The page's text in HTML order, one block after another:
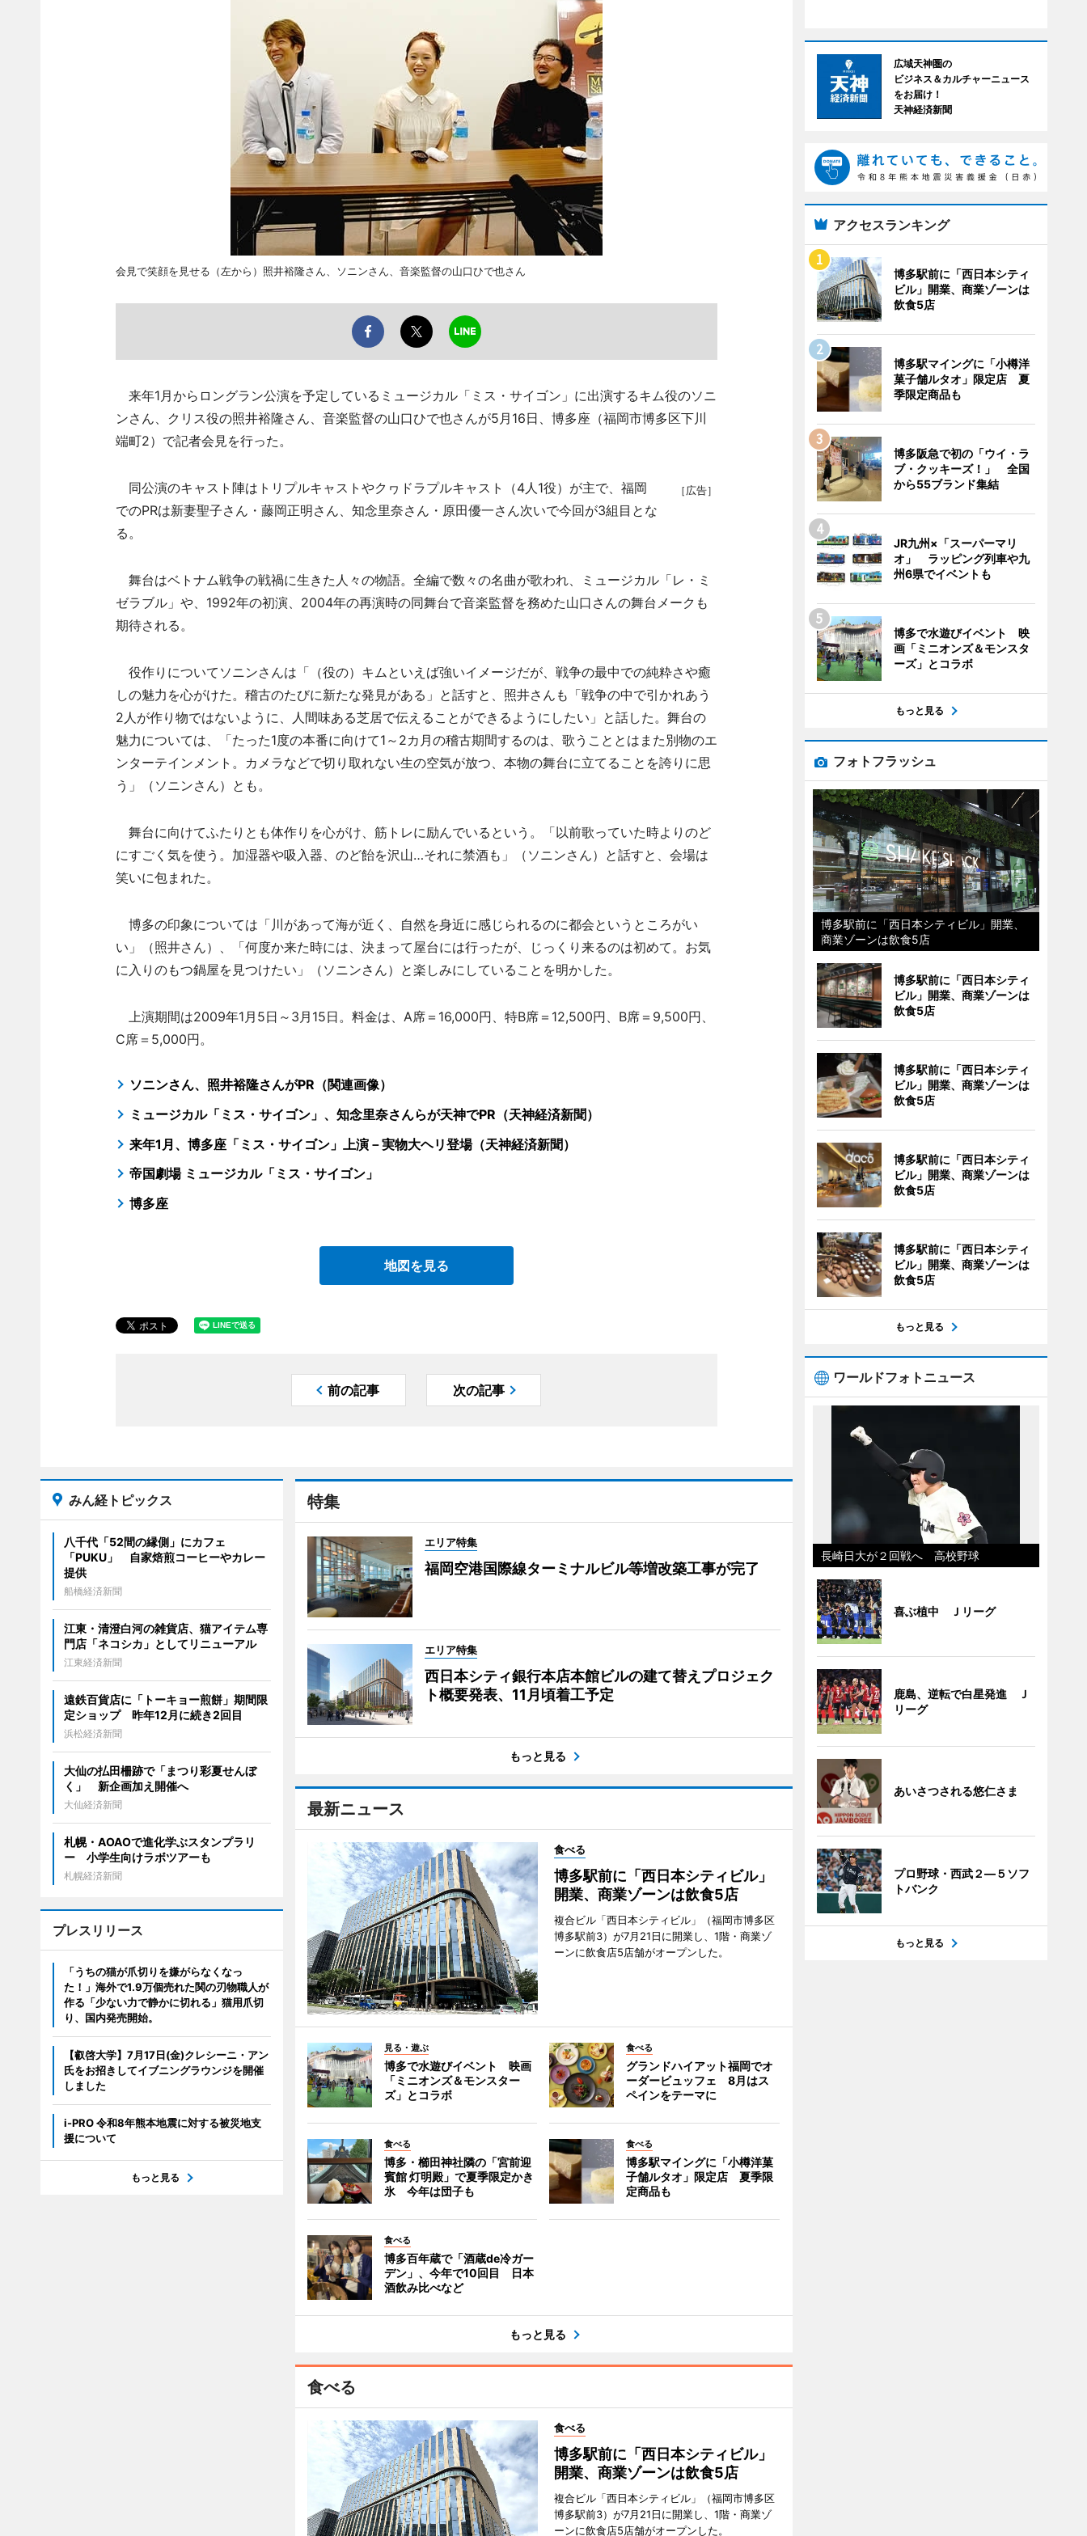
会見で笑顔を見せる（左から）照井裕隆さん、ソニンさん、音楽監督の山口ひで也さん
来年1月からロングラン公演を予定しているミュージカル「ミス・サイゴン」に出演するキム役のソニ
ンさん、クリス役の照井裕隆さん、音楽監督の山口ひで也さんが5月16日、博多座（福岡市博多区下川
端町2）で記者会見を行った。
［広告］
同公演のキャスト陣はトリプルキャストやクヮドラプルキャスト（4人1役）が主で、福岡
でのPRは新妻聖子さん・藤岡正明さん、知念里奈さん・原田優一さん次いで今回が3組目とな
る。
舞台はベトナム戦争の戦禍に生きた人々の物語。全編で数々の名曲が歌われ、ミュージカル「レ・ミ
ゼラブル」や、1992年の初演、2004年の再演時の同舞台で音楽監督を務めた山口さんの舞台メークも
期待される。
役作りについてソニンさんは「（役の）キムといえば強いイメージだが、戦争の最中での純粋さや癒
しの魅力を心がけた。稽古のたびに新たな発見がある」と話すと、照井さんも「戦争の中で引かれあう
2人が作り物ではないように、人間味ある芝居で伝えることができるようにしたい」と話した。舞台の
魅力については、「たった1度の本番に向けて1～2カ月の稽古期間するのは、歌うこととはまた別物のエ
ンターテインメント。カメラなどで切り取れない生の空気が放つ、本物の舞台に立てることを誇りに思
う」（ソニンさん）とも。
舞台に向けてふたりとも体作りを心がけ、筋トレに励んでいるという。「以前歌っていた時よりのど
にすごく気を使う。加湿器や吸入器、のど飴を沢山…それに禁酒も」（ソニンさん）と話すと、会場は
笑いに包まれた。
博多の印象については「川があって海が近く、自然を身近に感じられるのに都会というところがい
い」（照井さん）、「何度か来た時には、決まって屋台には行ったが、じっくり来るのは初めて。お気
に入りのもつ鍋屋を見つけたい」（ソニンさん）と楽しみにしていることを明かした。
上演期間は2009年1月5日～3月15日。料金は、A席＝16,000円、特B席＝12,500円、B席＝9,500円、
C席＝5,000円。
ソニンさん、照井裕隆さんがPR（関連画像）
ミュージカル「ミス・サイゴン」、知念里奈さんらが天神でPR（天神経済新聞）
来年1月、博多座「ミス・サイゴン」上演－実物大ヘリ登場（天神経済新聞）
帝国劇場 ミュージカル「ミス・サイゴン」
博多座
地図を見る
前の記事 次の記事
特集
エリア特集
福岡空港国際線ターミナルビル等増改築工事が完了
エリア特集
西日本シティ銀行本店本館ビルの建て替えプロジェク
ト概要発表、11月頃着工予定
もっと見る
最新ニュース
食べる
博多駅前に「西日本シティビル」
開業、商業ゾーンは飲食5店
複合ビル「西日本シティビル」（福岡市博多区
博多駅前3）が7月21日に開業し、1階・商業ゾ
ーンに飲食店5店舗がオープンした。
見る・遊ぶ
博多で水遊びイベント 映画
「ミニオンズ＆モンスター
ズ」とコラボ
食べる
グランドハイアット福岡でオ
ーダービュッフェ 8月はス
ペインをテーマに
食べる
博多・櫛田神社隣の「宮前迎
賓館 灯明殿」で夏季限定かき
氷 今年は団子も
食べる
博多駅マイングに「小樽洋菓
子舗ルタオ」限定店 夏季限
定商品も
食べる
博多百年蔵で「酒蔵de冷ガー
デン」、今年で10回目 日本
酒飲み比べなど
もっと見る
食べる
食べる
博多駅前に「西日本シティビル」
開業、商業ゾーンは飲食5店
複合ビル「西日本シティビル」（福岡市博多区
博多駅前3）が7月21日に開業し、1階・商業ゾ
ーンに飲食店5店舗がオープンした。
みん経トピックス
八千代「52間の縁側」にカフェ
「PUKU」 自家焙煎コーヒーやカレー
提供
船橋経済新聞
江東・清澄白河の雑貨店、猫アイテム専
門店「ネコシカ」としてリニューアル
江東経済新聞
遠鉄百貨店に「トーキョー煎餅」期間限
定ショップ 昨年12月に続き2回目
浜松経済新聞
大仙の払田柵跡で「まつり彩夏せんぼ
く」 新企画加え開催へ
大仙経済新聞
札幌・AOAOで進化学ぶスタンプラリ
ー 小学生向けラボツアーも
札幌経済新聞
プレスリリース
「うちの猫が爪切りを嫌がらなくなっ
た！」海外で1.9万個売れた関の刃物職人が
作る「少ない力で静かに切れる」猫用爪切
り、国内発売開始。
【叡啓大学】7月17日(金)クレシーニ・アン
氏をお招きしてイブニングラウンジを開催
しました
i-PRO 令和8年熊本地震に対する被災地支
援について
もっと見る
広域天神圏の
ビジネス＆カルチャーニュース
をお届け！
天神経済新聞
アクセスランキング
博多駅前に「西日本シティ
ビル」開業、商業ゾーンは
飲食5店
博多駅マイングに「小樽洋
菓子舗ルタオ」限定店 夏
季限定商品も
博多阪急で初の「ウイ・ラ
ブ・クッキーズ！」 全国
から55ブランド集結
JR九州×「スーパーマリ
オ」 ラッピング列車や九
州6県でイベントも
博多で水遊びイベント 映
画「ミニオンズ＆モンスタ
ーズ」とコラボ
もっと見る
フォトフラッシュ
博多駅前に「西日本シティビル」開業、
商業ゾーンは飲食5店
博多駅前に「西日本シティ
ビル」開業、商業ゾーンは
飲食5店
博多駅前に「西日本シティ
ビル」開業、商業ゾーンは
飲食5店
博多駅前に「西日本シティ
ビル」開業、商業ゾーンは
飲食5店
博多駅前に「西日本シティ
ビル」開業、商業ゾーンは
飲食5店
もっと見る
ワールドフォトニュース
長崎日大が２回戦へ 高校野球
喜ぶ植中 Ｊリーグ
鹿島、逆転で白星発進 Ｊ
リーグ
あいさつされる悠仁さま
プロ野球・西武２―５ソフ
トバンク
もっと見る